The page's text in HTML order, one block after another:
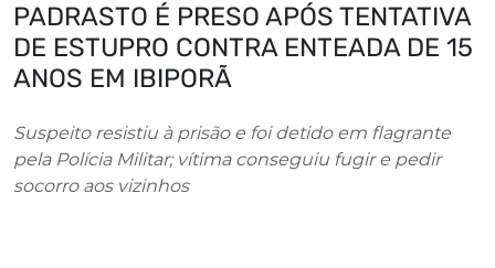
PADRASTO É PRESO APÓS TENTATIVA
DE ESTUPRO CONTRA ENTEADA DE 15
ANOS EM IBIPORÃ
Suspeito resistiu à prisão e foi detido em flagrante
pela Polícia Militar; vítima conseguiu fugir e pedir
socorro aos vizinhos